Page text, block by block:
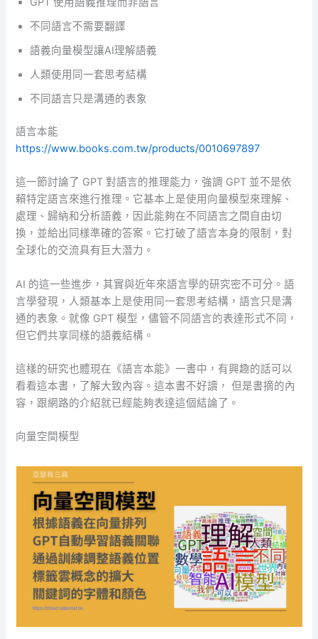
不同語言不需要翻譯
語義向量模型讓AI理解語義
人類使用同一套思考結構
不同語言只是溝通的表象
語言本能
https://www.books.com.tw/products/0010697897
這一節討論了 GPT 對語言的推理能力，強調 GPT 並不是依
賴特定語言來進行推理。它基本上是使用向量模型來理解、
處理、歸納和分析語義，因此能夠在不同語言之間自由切
換，並給出同樣準確的答案。它打破了語言本身的限制，對
全球化的交流具有巨大潛力。
AI 的這一些進步，其實與近年來語言學的研究密不可分。語
言學發現，人類基本上是使用同一套思考結構，語言只是溝
通的表象。就像 GPT 模型，儘管不同語言的表達形式不同，
但它們共享同樣的語義結構。
這樣的研究也體現在《語言本能》一書中，有興趣的話可以
看看這本書，了解大致內容。這本書不好讀， 但是書摘的內
容，跟網路的介紹就已經能夠表達這個結論了。
向量空間模型